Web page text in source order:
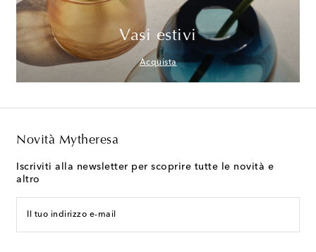
Vasi estivi
Acquista
Novità Mytheresa
Iscriviti alla newsletter per scoprire tutte le novità e
altro
Il tuo indirizzo e-mail